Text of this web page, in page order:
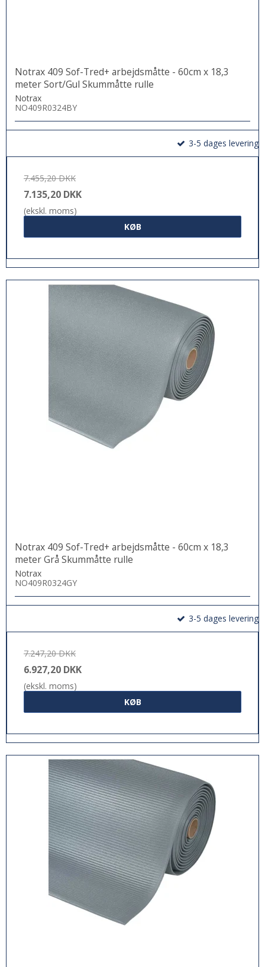
Notrax 409 Sof-Tred+ arbejdsmåtte - 60cm x 18,3
meter Sort/Gul Skummåtte rulle
Notrax
NO409R0324BY
3-5 dages levering
7.455,20 DKK
7.135,20 DKK
(ekskl. moms)
KØB
Notrax 409 Sof-Tred+ arbejdsmåtte - 60cm x 18,3
meter Grå Skummåtte rulle
Notrax
NO409R0324GY
3-5 dages levering
7.247,20 DKK
6.927,20 DKK
(ekskl. moms)
KØB